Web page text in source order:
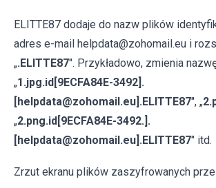
ELITTE87 dodaje do nazw plików
adres e-mail helpdata@zohomail.eu i
„.ELITTE87". Przykładowo, zmienia
„1.jpg.id[9ECFA84E-3492].
[helpdata@zohomail.eu].ELITTE87", „
„2.png.id[9ECFA84E-3492.].
[helpdata@zohomail.eu].ELITTE87" itd.
Zrzut ekranu plików zaszyfrowanych